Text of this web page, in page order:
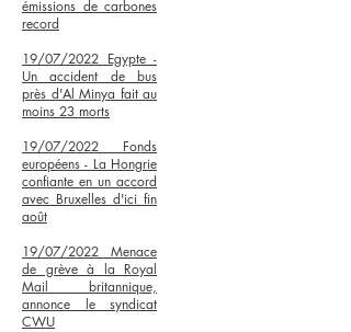
émissions de carbones
record
19/07/2022 Egypte -
Un accident de bus
près d'Al Minya fait au
moins 23 morts
19/07/2022 Fonds
européens - La Hongrie
confiante en un accord
avec Bruxelles d'ici fin
août
19/07/2022 Menace
de grève à la Royal
Mail britannique,
annonce le syndicat
CWU